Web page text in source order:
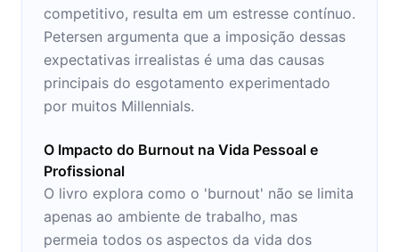
competitivo, resulta em um estresse contínuo.
Petersen argumenta que a imposição dessas
expectativas irrealistas é uma das causas
principais do esgotamento experimentado
por muitos Millennials.
O Impacto do Burnout na Vida Pessoal e
Profissional
O livro explora como o 'burnout' não se limita
apenas ao ambiente de trabalho, mas
permeia todos os aspectos da vida dos